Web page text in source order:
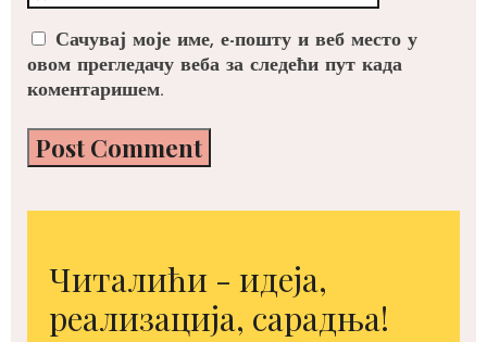
Сачувај моје име, е-пошту и веб место у
овом прегледачу веба за следећи пут када
коментаришем.
Читалићи - идеја,
реализација, сарадња!